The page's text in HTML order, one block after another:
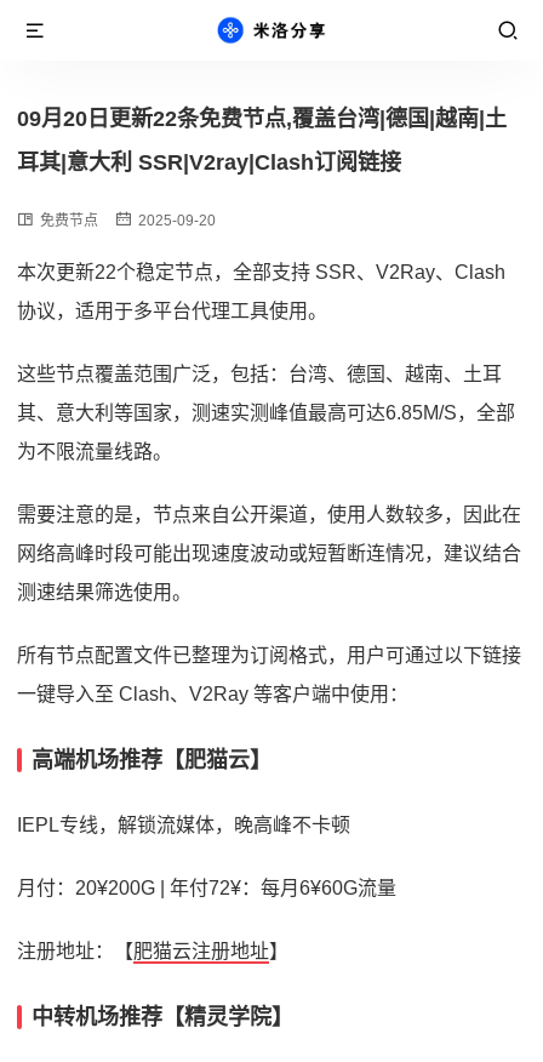
09月20日更新22条免费节点,覆盖台湾|德国|越南|土
耳其|意大利 SSR|V2ray|Clash订阅链接
免费节点 2025-09-20
本次更新22个稳定节点，全部支持 SSR、V2Ray、Clash
协议，适用于多平台代理工具使用。
这些节点覆盖范围广泛，包括：台湾、德国、越南、土耳
其、意大利等国家，测速实测峰值最高可达6.85M/S，全部
为不限流量线路。
需要注意的是，节点来自公开渠道，使用人数较多，因此在
网络高峰时段可能出现速度波动或短暂断连情况，建议结合
测速结果筛选使用。
所有节点配置文件已整理为订阅格式，用户可通过以下链接
一键导入至 Clash、V2Ray 等客户端中使用：
高端机场推荐【肥猫云】
IEPL专线，解锁流媒体，晚高峰不卡顿
月付：20¥200G | 年付72¥：每月6¥60G流量
注册地址：【肥猫云注册地址】
中转机场推荐【精灵学院】